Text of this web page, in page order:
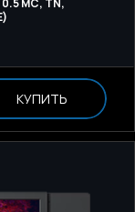
0.5 МС, TN,
КУПИТЬ